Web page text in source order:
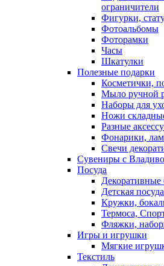
ограничители
Фигурки,
Фотоальбомы
Фоторамки
Часы
Шкатулки
Полезные подарки
Косметички,
Мыло ручной
Наборы для
Ножи
Разные
Фонарики,
Свечи
Сувениры с
Посуда
Декоративные
Детская посуда
Кружки,
Термоса,
Фляжки,
Игры и игрушки
Мягкие
Текстиль